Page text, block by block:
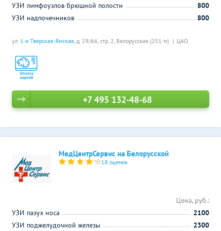
ул. 1-я Тверская-Ямская, д. 29/66, стр. 2, Белорусская (251 м) ЦАО
УЗИ лимфоузлов брюшной полости
800
УЗИ надпочечников
800
+7 495 132-48-68
МедЦентрСервис на Белорусской
18 оценок
Цена, руб.:
УЗИ пазух носа
2100
УЗИ поджелудочной железы
2300